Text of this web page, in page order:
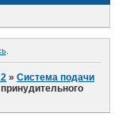
.
»Система подачи